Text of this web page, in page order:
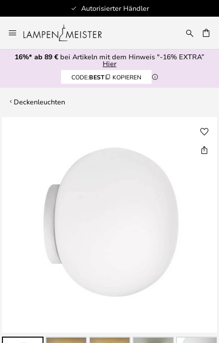
Autorisierter Händler
Inhalt
springen
16%* ab 89 € bei Artikeln mit dem Hinweis "-16% EXTRA”
Hier
CODE:BEST KOPIEREN
Deckenleuchten